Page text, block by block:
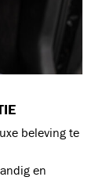
beleving te
en